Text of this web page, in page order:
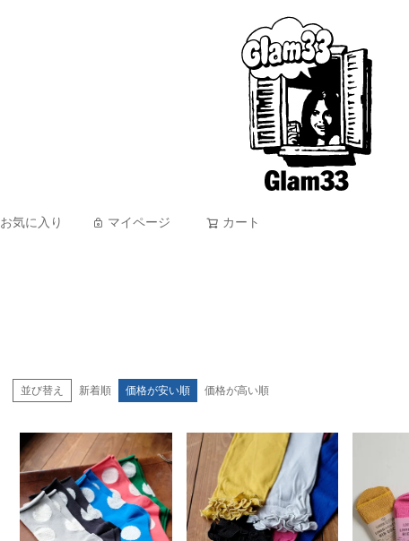
お気に入り マイページ カート
並び替え 新着順 価格が安い順 価格が高い順